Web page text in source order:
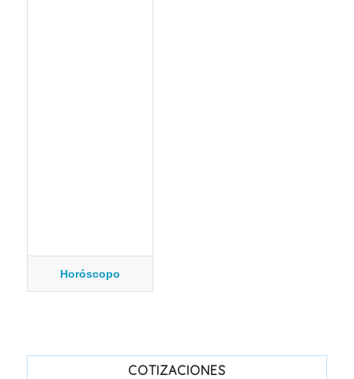
Horóscopo
COTIZACIONES